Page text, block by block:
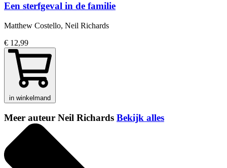
Een sterfgeval in de familie
Matthew Costello, Neil Richards
€ 12,99
in winkelmand
Meer auteur Neil Richards Bekijk alles